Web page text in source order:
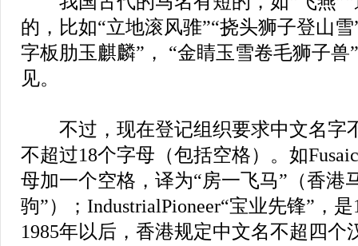
的，比如“立地滚风骓”“挠头狮子登山
字板肋玉麒麟”， “金睛玉雪卷毛狮子
见。
不过，现在登记组织要求中文名字
不超过18个字母（包括空格）。如
母加一个空格，译为“房一飞马”（香港
驹”）；IndustrialPioneer“宝业先锋”，
1985年以后，香港规定中文名不超四个